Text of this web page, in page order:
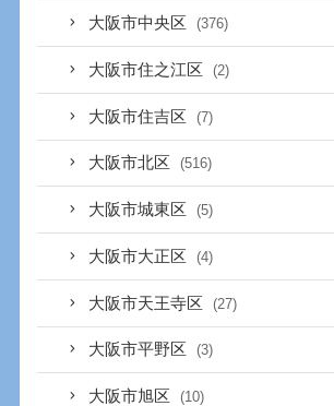
大阪市中央区 (376)
大阪市住之江区 (2)
大阪市住吉区 (7)
大阪市北区 (516)
大阪市城東区 (5)
大阪市大正区 (4)
大阪市天王寺区 (27)
大阪市平野区 (3)
大阪市旭区 (10)